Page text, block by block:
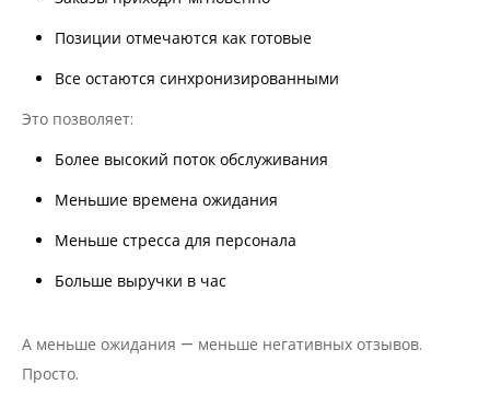
Позиции отмечаются как готовые
Все остаются синхронизированными
Это позволяет:
Более высокий поток обслуживания
Меньшие времена ожидания
Меньше стресса для персонала
Больше выручки в час
А меньше ожидания — меньше негативных отзывов.
Просто.